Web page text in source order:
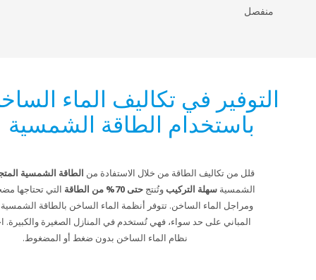
في تكاليف الماء الساخن
باستخدام الطاقة الشمسية
قلل من تكاليف الطاقة من خلال الاستفادة من الطاقة الشمسية المتجددة. ألواحنا
سهلة التركيب وتُنتج حتى 70% من الطاقة
التي تحتاجها مضخات الحرارة
ومراجل الماء الساخن. تتوفر أنظمة الماء الساخن بالطاقة الشمسية لكافة أنواع
المباني على حد سواء، فهي تُستخدم في المنازل الصغيرة والكبيرة. اختر من بين
نظام الماء الساخن بدون ضغط أو المضغوط.